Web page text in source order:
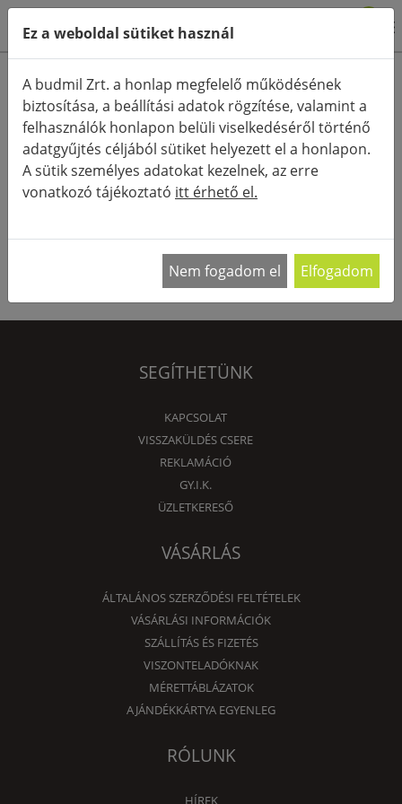
Termékkategóriák
Részletes keresés
FŐOLDAL
RENDEZÉS:
NEM TALÁLHATÓ A KERESÉSNEK MEGFELELŐ
SEGÍTHETÜNK
KAPCSOLAT
VISSZAKÜLDÉS CSERE
REKLAMÁCIÓ
GY.I.K.
ÜZLETKERESŐ
VÁSÁRLÁS
ÁLTALÁNOS SZERZŐDÉSI FELTÉTELEK
VÁSÁRLÁSI INFORMÁCIÓK
SZÁLLÍTÁS ÉS FIZETÉS
VISZONTELADÓKNAK
MÉRETTÁBLÁZATOK
AJÁNDÉKKÁRTYA EGYENLEG
RÓLUNK
HÍREK
Ez a weboldal sütiket használ
A budmil Zrt. a honlap megfelelő működésének
biztosítása, a beállítási adatok rögzítése, valamint a
felhasználók honlapon belüli viselkedéséről történő
adatgyűjtés céljából sütiket helyezett el a honlapon.
A sütik személyes adatokat kezelnek, az erre
vonatkozó tájékoztató itt érhető el.
Nem fogadom el Elfogadom